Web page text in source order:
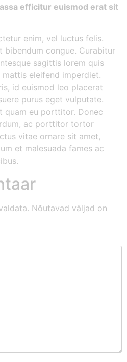
efficitur euismod erat sit
enim, vel luctus felis.
bibendum congue. Curabitur
sagittis lorem quis
eleifend imperdiet.
id euismod leo placerat
purus eget vulputate.
quam eu porttitor. Donec
ac porttitor tortor
vitae ornare sit amet,
et malesuada fames ac
Nõutavad väljad on